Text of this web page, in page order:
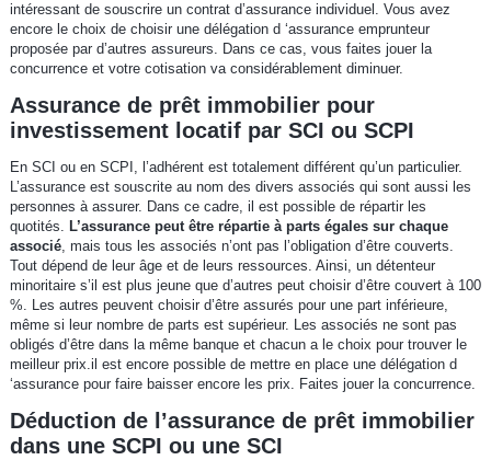
intéressant de souscrire un contrat d’assurance individuel. Vous avez
encore le choix de choisir une délégation d ‘assurance emprunteur
proposée par d’autres assureurs. Dans ce cas, vous faites jouer la
concurrence et votre cotisation va considérablement diminuer.
Assurance de prêt immobilier pour
investissement locatif par SCI ou SCPI
En SCI ou en SCPI, l’adhérent est totalement différent qu’un particulier.
L’assurance est souscrite au nom des divers associés qui sont aussi les
personnes à assurer. Dans ce cadre, il est possible de répartir les
quotités. L’assurance peut être répartie à parts égales sur chaque
associé, mais tous les associés n’ont pas l’obligation d’être couverts.
Tout dépend de leur âge et de leurs ressources. Ainsi, un détenteur
minoritaire s’il est plus jeune que d’autres peut choisir d’être couvert à 100
%. Les autres peuvent choisir d’être assurés pour une part inférieure,
même si leur nombre de parts est supérieur. Les associés ne sont pas
obligés d’être dans la même banque et chacun a le choix pour trouver le
meilleur prix.il est encore possible de mettre en place une délégation d
‘assurance pour faire baisser encore les prix. Faites jouer la concurrence.
Déduction de l’assurance de prêt immobilier
dans une SCPI ou une SCI